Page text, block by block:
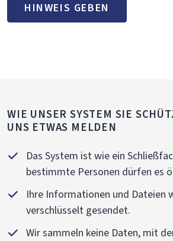
HINWEIS GEBEN
WIE UNSER SYSTEM SIE
UNS ETWAS MELDEN
Das System ist wie ein
bestimmte Personen dürfen es
Ihre Informationen und Dateien
verschlüsselt gesendet.
Wir sammeln keine Daten, mit